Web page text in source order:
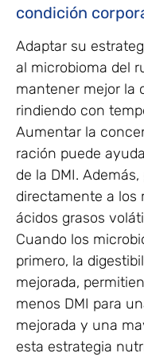
condición
Adaptar su
al microbioma del
mantener mejor la
rindiendo con
Aumentar la
ración puede
de la DMI.
directamente a los
ácidos grasos
Cuando los
primero, la
mejorada,
menos DMI para
mejorada y una
esta estrategia